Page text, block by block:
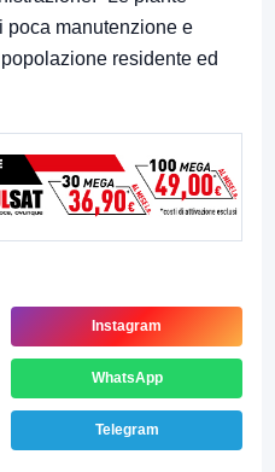
poca manutenzione e
residente ed
Instagram
WhatsApp
Telegram